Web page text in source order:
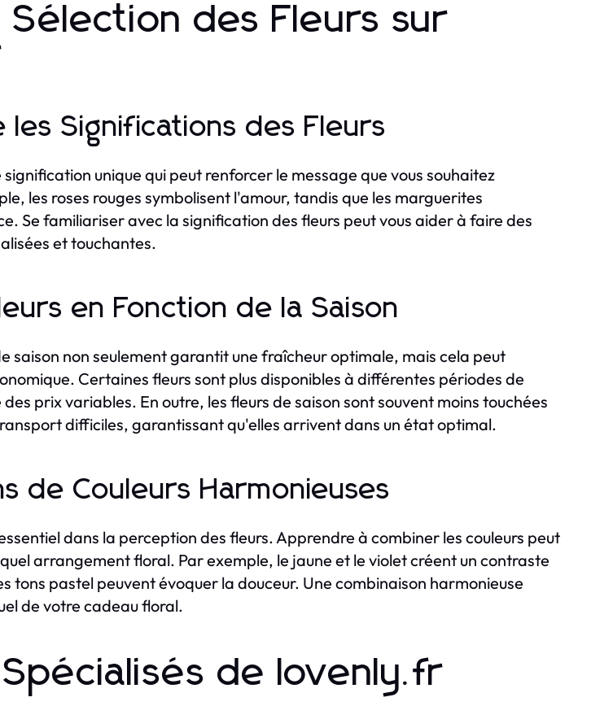
Sélection des Fleurs sur
les Significations des Fleurs
unique qui peut renforcer le message que vous souhaitez
les roses rouges symbolisent l'amour, tandis que les marguerites
Se familiariser avec la signification des fleurs peut vous aider à faire des
et touchantes.
en Fonction de la Saison
saison non seulement garantit une fraîcheur optimale, mais cela peut
Certaines fleurs sont plus disponibles à différentes périodes de
prix variables. En outre, les fleurs de saison sont souvent moins touchées
difficiles, garantissant qu'elles arrivent dans un état optimal.
de Couleurs Harmonieuses
dans la perception des fleurs. Apprendre à combiner les couleurs peut
arrangement floral. Par exemple, le jaune et le violet créent un contraste
tons pastel peuvent évoquer la douceur. Une combinaison harmonieuse
de votre cadeau floral.
de lovenly.fr